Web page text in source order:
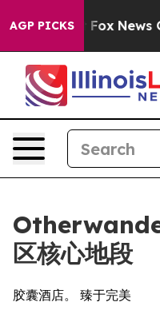
AGP PICKS
Fox News Goes
区核心地段
胶囊酒店。 臻于完美